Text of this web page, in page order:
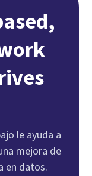
le ayuda a
mejora de
en datos.